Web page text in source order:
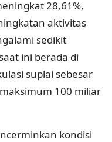
28,61%,
aktivitas
sedikit
ini berada di
suplai sebesar
100 miliar
kondisi